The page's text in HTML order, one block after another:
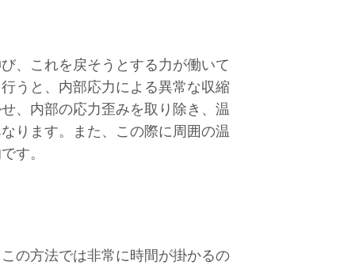
、 これを戻そうとする力が働いて
うと、内部応力による異常な収縮
、内部の応力歪みを取り除き、温
ります。また、この際に周囲の温
す。
の方法では非常に時間が掛かるの